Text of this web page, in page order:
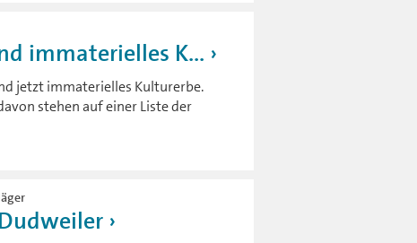
immaterielles K...
jetzt immaterielles Kulturerbe.
stehen auf einer Liste der